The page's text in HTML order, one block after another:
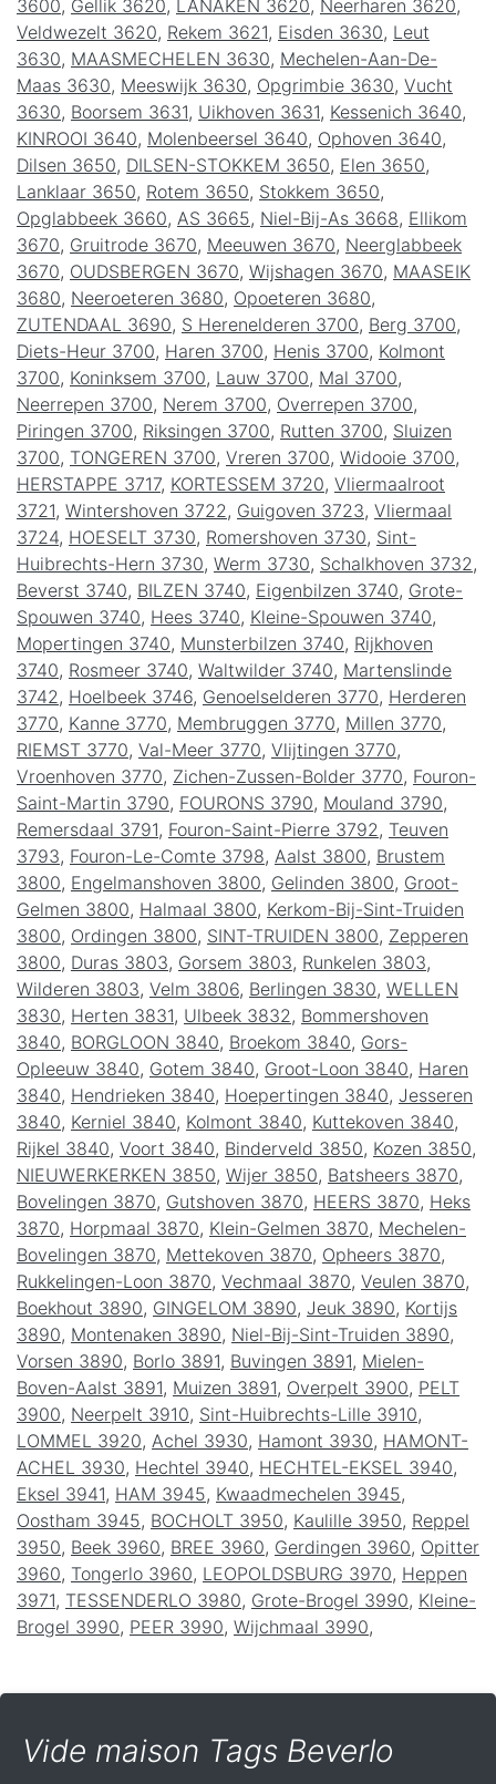
3600, Gellik 3620, LANAKEN 3620, Neerharen 3620,
Veldwezelt 3620, Rekem 3621, Eisden 3630, Leut
3630, MAASMECHELEN 3630, Mechelen-Aan-De-
Maas 3630, Meeswijk 3630, Opgrimbie 3630, Vucht
3630, Boorsem 3631, Uikhoven 3631, Kessenich 3640,
KINROOI 3640, Molenbeersel 3640, Ophoven 3640,
Dilsen 3650, DILSEN-STOKKEM 3650, Elen 3650,
Lanklaar 3650, Rotem 3650, Stokkem 3650,
Opglabbeek 3660, AS 3665, Niel-Bij-As 3668, Ellikom
3670, Gruitrode 3670, Meeuwen 3670, Neerglabbeek
3670, OUDSBERGEN 3670, Wijshagen 3670, MAASEIK
3680, Neeroeteren 3680, Opoeteren 3680,
ZUTENDAAL 3690, S Herenelderen 3700, Berg 3700,
Diets-Heur 3700, Haren 3700, Henis 3700, Kolmont
3700, Koninksem 3700, Lauw 3700, Mal 3700,
Neerrepen 3700, Nerem 3700, Overrepen 3700,
Piringen 3700, Riksingen 3700, Rutten 3700, Sluizen
3700, TONGEREN 3700, Vreren 3700, Widooie 3700,
HERSTAPPE 3717, KORTESSEM 3720, Vliermaalroot
3721, Wintershoven 3722 , Guigoven 3723, Vliermaal
3724, HOESELT 3730, Romershoven 3730, Sint-
Huibrechts-Hern 3730, Werm 3730, Schalkhoven 3732 ,
Beverst 3740, BILZEN 3740, Eigenbilzen 3740, Grote-
Spouwen 3740, Hees 3740, Kleine-Spouwen 3740,
Mopertingen 3740, Munsterbilzen 3740, Rijkhoven
3740, Rosmeer 3740, Waltwilder 3740, Martenslinde
3742 , Hoelbeek 3746, Genoelselderen 3770, Herderen
3770, Kanne 3770, Membruggen 3770, Millen 3770,
RIEMST 3770, Val-Meer 3770, Vlijtingen 3770,
Vroenhoven 3770, Zichen-Zussen-Bolder 3770, Fouron-
Saint-Martin 3790, FOURONS 3790, Mouland 3790,
Remersdaal 3791, Fouron-Saint-Pierre 3792 , Teuven
3793, Fouron-Le-Comte 3798, Aalst 3800, Brustem
3800, Engelmanshoven 3800, Gelinden 3800, Groot-
Gelmen 3800, Halmaal 3800, Kerkom-Bij-Sint-Truiden
3800, Ordingen 3800, SINT-TRUIDEN 3800, Zepperen
3800, Duras 3803, Gorsem 3803, Runkelen 3803,
Wilderen 3803, Velm 3806, Berlingen 3830, WELLEN
3830, Herten 3831, Ulbeek 3832 , Bommershoven
3840, BORGLOON 3840, Broekom 3840, Gors-
Opleeuw 3840, Gotem 3840, Groot-Loon 3840, Haren
3840, Hendrieken 3840, Hoepertingen 3840, Jesseren
3840, Kerniel 3840, Kolmont 3840, Kuttekoven 3840,
Rijkel 3840, Voort 3840, Binderveld 3850, Kozen 3850,
NIEUWERKERKEN 3850, Wijer 3850, Batsheers 3870,
Bovelingen 3870, Gutshoven 3870, HEERS 3870, Heks
3870, Horpmaal 3870, Klein-Gelmen 3870, Mechelen-
Bovelingen 3870, Mettekoven 3870, Opheers 3870,
Rukkelingen-Loon 3870, Vechmaal 3870, Veulen 3870,
Boekhout 3890, GINGELOM 3890, Jeuk 3890, Kortijs
3890, Montenaken 3890, Niel-Bij-Sint-Truiden 3890,
Vorsen 3890, Borlo 3891, Buvingen 3891, Mielen-
Boven-Aalst 3891, Muizen 3891, Overpelt 3900, PELT
3900, Neerpelt 3910, Sint-Huibrechts-Lille 3910,
LOMMEL 3920, Achel 3930, Hamont 3930, HAMONT-
ACHEL 3930, Hechtel 3940, HECHTEL-EKSEL 3940,
Eksel 3941, HAM 3945, Kwaadmechelen 3945,
Oostham 3945, BOCHOLT 3950, Kaulille 3950, Reppel
3950, Beek 3960, BREE 3960, Gerdingen 3960, Opitter
3960, Tongerlo 3960, LEOPOLDSBURG 3970, Heppen
3971, TESSENDERLO 3980, Grote-Brogel 3990, Kleine-
Brogel 3990, PEER 3990, Wijchmaal 3990,
Vide maison Tags Beverlo